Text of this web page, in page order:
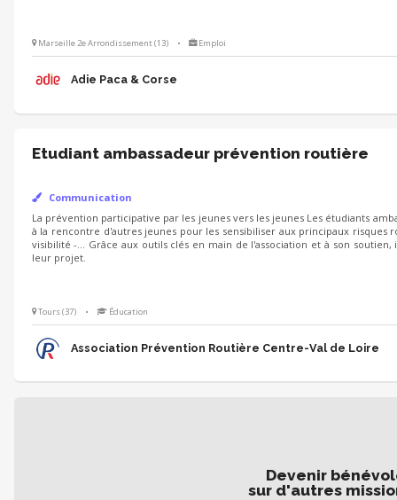
Marseille 2e Arrondissement (13) • Emploi
Adie Paca & Corse
Etudiant ambassadeur prévention routière
Communication
La prévention participative par les jeunes vers les jeunes Les étudiants
à la rencontre d'autres jeunes pour les sensibiliser aux principaux
visibilité -... Grâce aux outils clés en main de l'association et à son
leur projet.
Tours (37) • Éducation
Association Prévention Routière Centre-Val de Loire
Devenir
sur d'autres